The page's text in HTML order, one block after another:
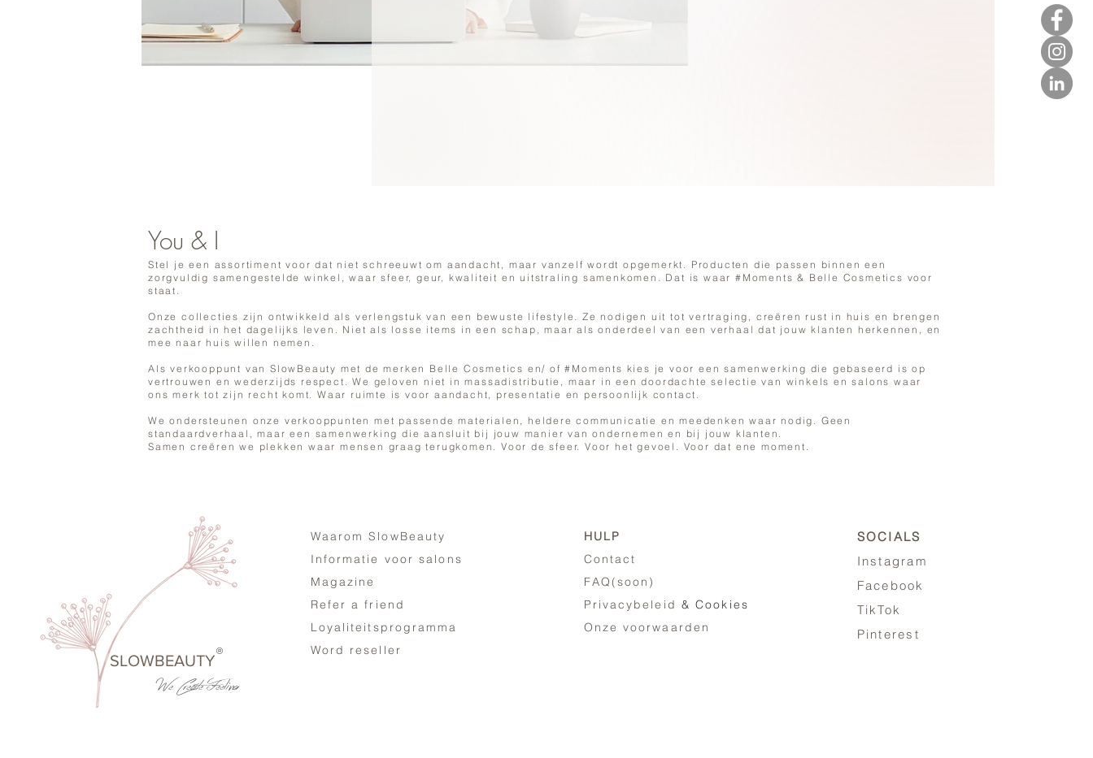
You & I
Stel je een assortiment voor dat niet schreeuwt om aandacht, maar vanzelf wordt opgemerkt. Producten die passen binnen een
zorgvuldig samengestelde winkel, waar sfeer, geur, kwaliteit en uitstraling samenkomen. Dat is waar #Moments & Belle Cosmetics voor
staat.
Onze collecties zijn ontwikkeld als verlengstuk van een bewuste lifestyle. Ze nodigen uit tot vertraging, creëren rust in huis en brengen
zachtheid in het dagelijks leven. Niet als losse items in een schap, maar als onderdeel van een verhaal dat jouw klanten herkennen, en
mee naar huis willen nemen.
Als verkooppunt van SlowBeauty met de merken Belle Cosmetics en/ of #Moments kies je voor een samenwerking die gebaseerd is op
vertrouwen en wederzijds respect. We geloven niet in massadistributie, maar in een doordachte selectie van winkels en salons waar
ons merk tot zijn recht komt. Waar ruimte is voor aandacht, presentatie en persoonlijk contact.
We ondersteunen onze verkooppunten met passende materialen, heldere communicatie en meedenken waar nodig. Geen
standaardverhaal, maar een samenwerking die aansluit bij jouw manier van ondernemen en bij jouw klanten.
Samen creëren we plekken waar mensen graag terugkomen. Voor de sfeer. Voor het gevoel. Voor dat ene moment.
SLOWBEAUTY
We CreateFeeling
®
Waarom SlowBeauty
Informatie voor salons
Magazine
Refer a friend
Loyaliteitsprogramma
Word reseller
HULP
Contact
FAQ(soon)
Privacybeleid & Cookies
Onze voorwaarden
SOCIALS
Instagram
Facebook
TikTok
Pinterest